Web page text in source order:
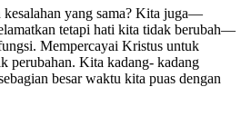
yang sama? Kita juga—
tetapi hati kita tidak berubah—
Mempercayai Kristus untuk
perubahan. Kita kadang- kadang
besar waktu kita puas dengan